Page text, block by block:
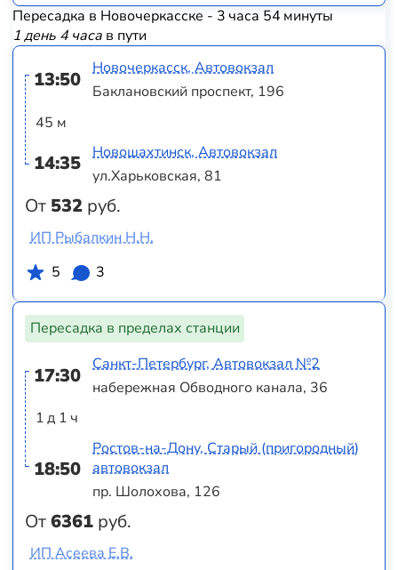
Пересадка в Новочеркасске - 3 часа 54 минуты
1 день 4 часав пути
13:50
45 м
14:35
От 532 руб.
Новочеркасск, Автовокзал
Баклановский проспект, 196
Новошахтинск, Автовокзал
ул.Харьковская, 81
ИП Рыбалкин Н.Н.
5
3
Пересадка в пределах станции
17:30
1 д 1 ч
18:50
От6361 руб.
Санкт-Петербург, Автовокзал №2
набережная Обводного канала, 36
Ростов-на-Дону, Старый (пригородный)
автовокзал
пр. Шолохова, 126
ИП Асеева Е.В.